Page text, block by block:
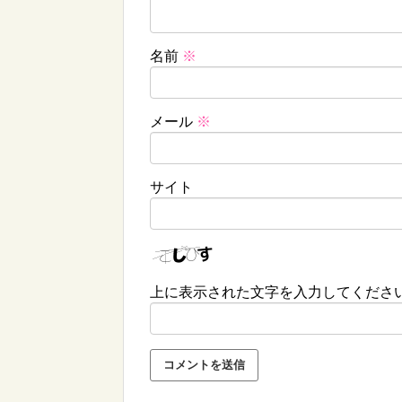
名前 ※
メール ※
サイト
上に表示された文字を入力してくださ